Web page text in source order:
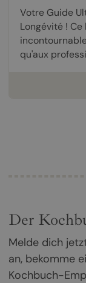
Votre Guide
Longévité !
qu'aux
Der
Melde dich
an, bekomme
Kochbuch-